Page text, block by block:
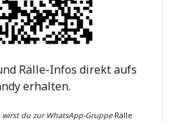
Rälle-Infos direkt aufs
erhalten.
du zur WhatsApp-Gruppe Rälle